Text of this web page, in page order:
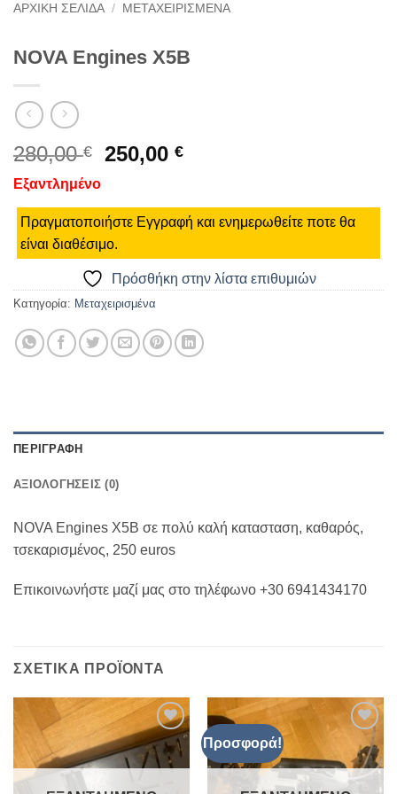
ΑΡΧΙΚΉ ΣΕΛΊΔΑ / ΜΕΤΑΧΕΙΡΙΣΜΈΝΑ
NOVA Engines X5B
280,00€
Original
280,00 €.
250,00€Η
είναι:
250,00 €.
Εξαντλημένο
Πραγματοποιήστε Εγγραφή και ενημερωθείτε ποτε θα
είναι διαθέσιμο.
Πρόσθήκη στην λίστα επιθυμιών
Κατηγορία: Μεταχειρισμένα
ΠΕΡΙΓΡΑΦΉ
ΑΞΙΟΛΟΓΉΣΕΙΣ (0)
NOVA Engines X5B σε πολύ καλή κατασταση, καθαρός,
τσεκαρισμένος, 250 euros
Eπικοινωνήστε μαζί μας στο τηλέφωνο +30 6941434170
ΣΧΕΤΙΚΆ ΠΡΟΪΌΝΤΑ
Πρόσθήκη
στην λίστα
επιθυμιών
Προσφορά!
Πρόσθήκη
στην λίστα
επιθυμιών